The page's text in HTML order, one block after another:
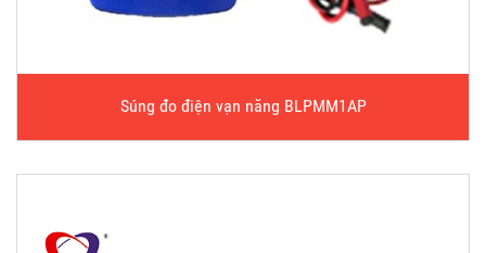
Súng đo điện vạn năng BLPMM1AP